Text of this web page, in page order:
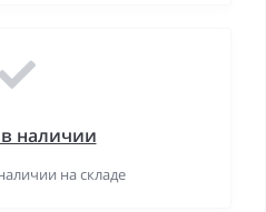
в наличии
на складе